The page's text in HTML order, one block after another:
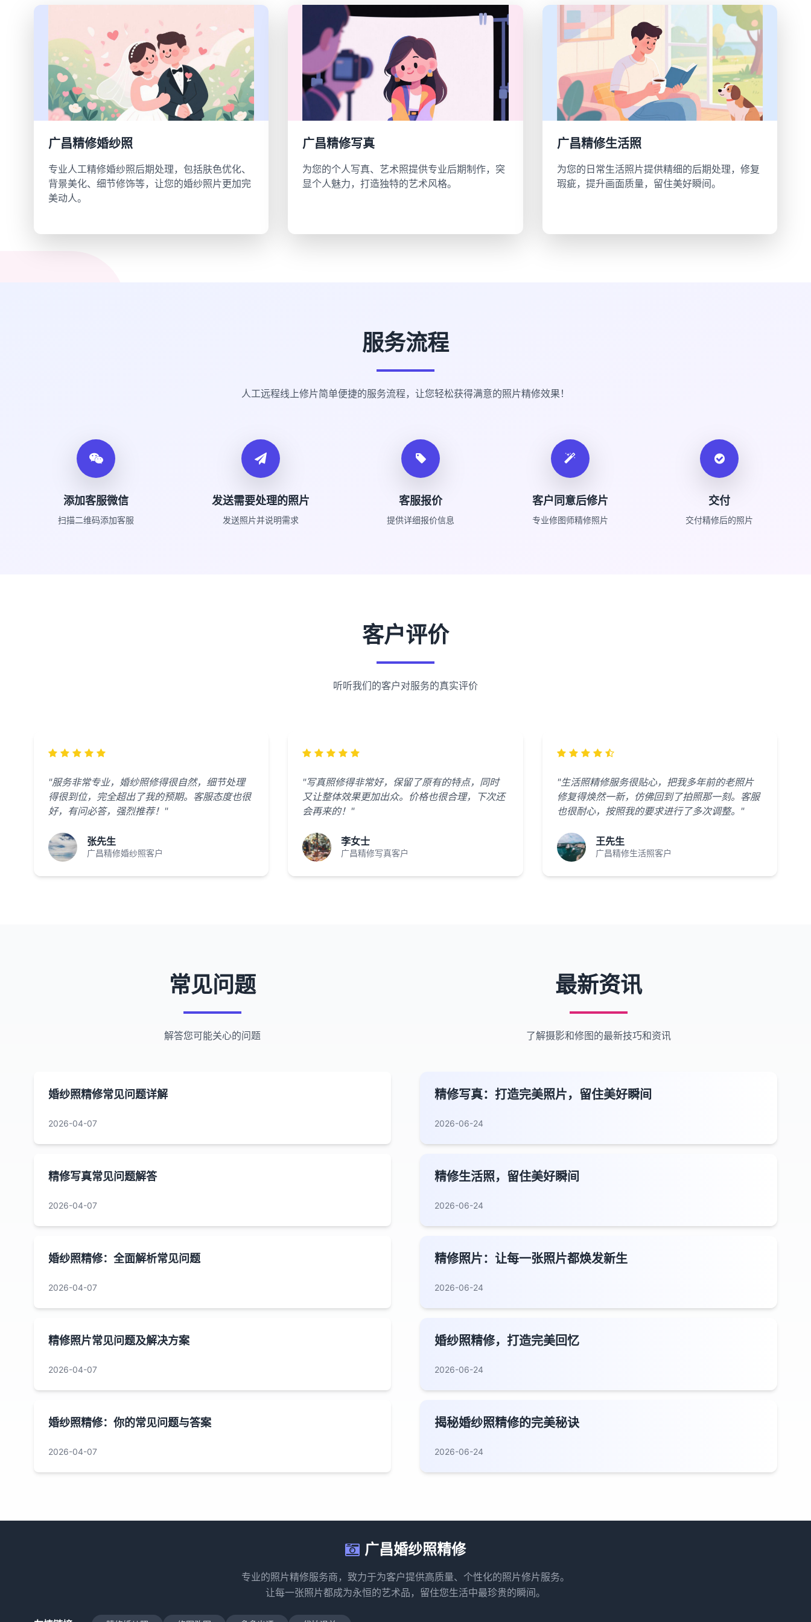
广昌精修婚纱照
专业人工精修婚纱照后期处理，包括肤色优化、
背景美化、细节修饰等，让您的婚纱照片更加完
美动人。
广昌精修写真
为您的个人写真、艺术照提供专业后期制作，突
显个人魅力，打造独特的艺术风格。
广昌精修生活照
为您的日常生活照片提供精细的后期处理，修复
瑕疵，提升画面质量，留住美好瞬间。
服务流程
人工远程线上修片简单便捷的服务流程，让您轻松获得满意的照片精修效果！
添加客服微信
扫描二维码添加客服
发送需要处理的照片
发送照片并说明需求
客服报价
提供详细报价信息
客户同意后修片
专业修图师精修照片
交付
交付精修后的照片
客户评价
听听我们的客户对服务的真实评价
"服务非常专业，婚纱照修得很自然，细节处理
得很到位，完全超出了我的预期。客服态度也很
好，有问必答，强烈推荐！"
张先生
广昌精修婚纱照客户
"写真照修得非常好，保留了原有的特点，同时
又让整体效果更加出众。价格也很合理，下次还
会再来的！"
李女士
广昌精修写真客户
"生活照精修服务很贴心，把我多年前的老照片
修复得焕然一新，仿佛回到了拍照那一刻。客服
也很耐心，按照我的要求进行了多次调整。"
王先生
广昌精修生活照客户
常见问题
解答您可能关心的问题
婚纱照精修常见问题详解
2026-04-07
精修写真常见问题解答
2026-04-07
婚纱照精修：全面解析常见问题
2026-04-07
精修照片常见问题及解决方案
2026-04-07
婚纱照精修：你的常见问题与答案
2026-04-07
最新资讯
了解摄影和修图的最新技巧和资讯
精修写真：打造完美照片，留住美好瞬间
2026-06-24
精修生活照，留住美好瞬间
2026-06-24
精修照片：让每一张照片都焕发新生
2026-06-24
婚纱照精修，打造完美回忆
2026-06-24
揭秘婚纱照精修的完美秘诀
2026-06-24
广昌婚纱照精修
专业的照片精修服务商，致力于为客户提供高质量、个性化的照片修片服务。
让每一张照片都成为永恒的艺术品，留住您生活中最珍贵的瞬间。